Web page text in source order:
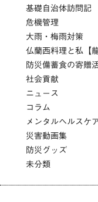
基礎自治体訪問記
危機管理
大雨・梅雨対策
仏蘭西料理と私【
防災備蓄食の寄贈
社会貢献
ニュース
コラム
メンタルヘルスケ
災害動画集
防災グッズ
未分類